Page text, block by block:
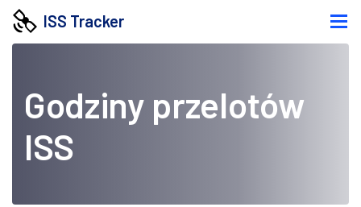
ISS Tracker
Godziny przelotów
ISS